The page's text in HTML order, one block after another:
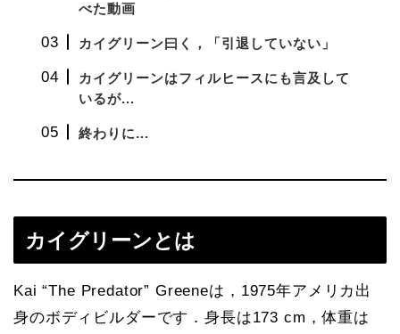
べた動画
カイグリーン曰く，「引退していない」
カイグリーンはフィルヒースにも言及して
いるが...
終わりに...
カイグリーンとは
Kai “The Predator” Greeneは，1975年アメリカ出
身のボディビルダーです．身長は173 cm，体重は